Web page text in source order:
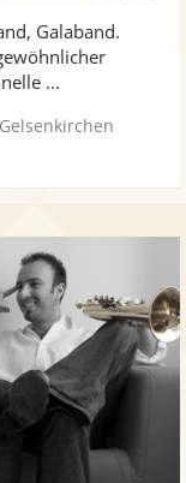
5
Galaband.
...